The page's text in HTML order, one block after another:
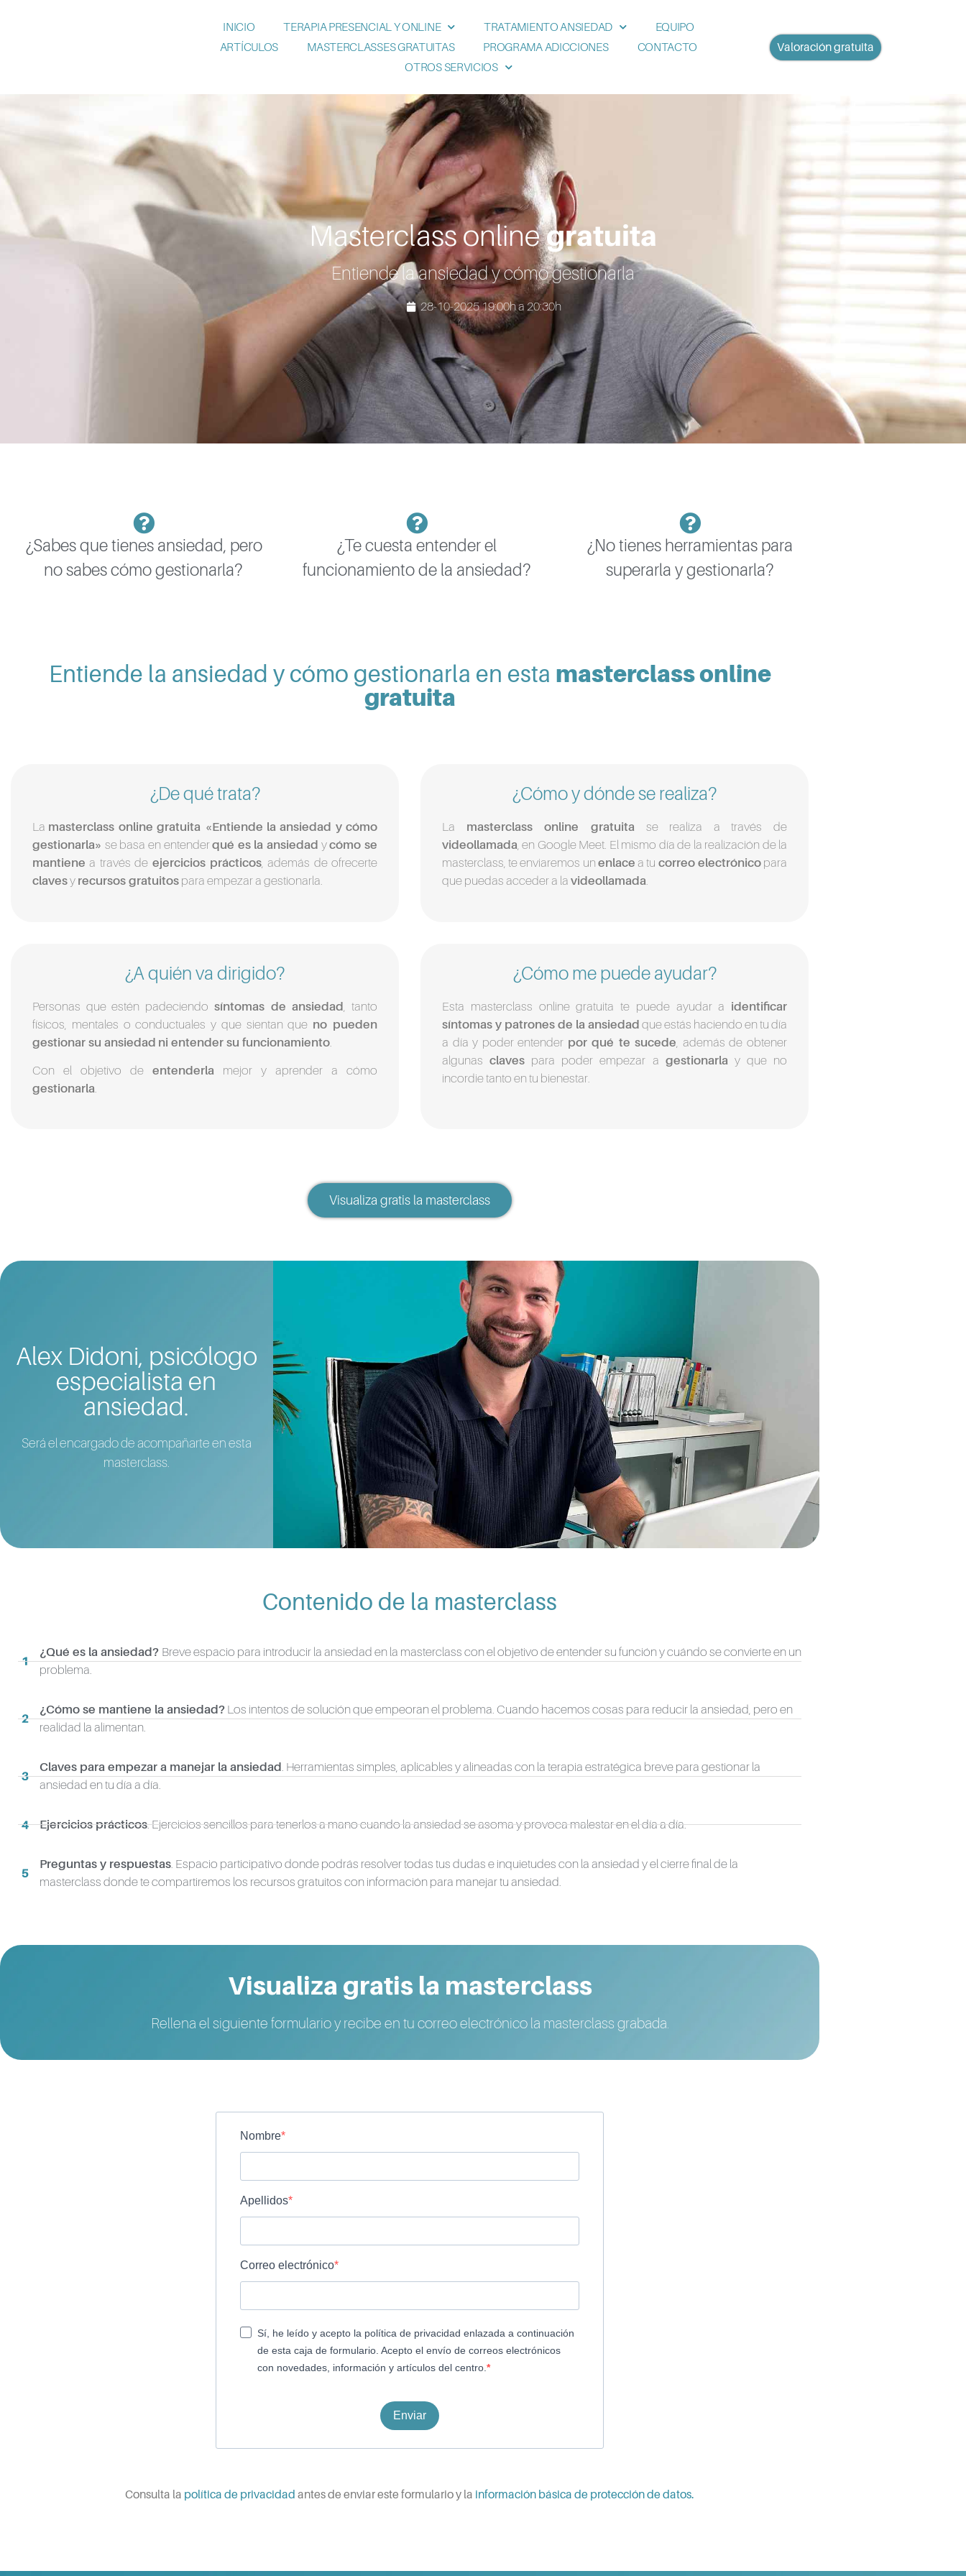
INICIO TERAPIA PRESENCIAL Y ONLINE TRATAMIENTO ANSIEDAD
EQUIPO
ARTÍCULOS
MASTERCLASSES GRATUITAS PROGRAMA ADICCIONES
CONTACTO
OTROS SERVICIOS
Valoración gratuita
Masterclass onlinegratuita
Entiende la ansiedad y cómo gestionarla
28-10-2025 19:00h a 20:30h
¿Sabes que tienes ansiedad, pero
no sabes cómo gestionarla?
¿Te cuesta entender el
funcionamiento de la ansiedad?
¿No tienes herramientas para
superarla y gestionarla?
Entiende la ansiedad y cómo gestionarla en esta masterclass online
gratuita
¿De qué trata?
La masterclass online gratuita «Entiende la ansiedad y cómo
gestionarla» se basa en entenderqué es la ansiedad ycómo se
mantiene a través de ejercicios prácticos, además de ofrecerte
clavesy recursos gratuitos para empezar a gestionarla.
¿Cómo y dónde se realiza?
La masterclass online gratuita se realiza a través de
videollamada, en Google Meet. El mismo día de la realización de la
masterclass, te enviaremos un enlace a tu correo electrónicopara
que puedas acceder a la videollamada.
¿A quién va dirigido?
Personas que estén padeciendo síntomas de ansiedad , tanto
físicos, mentales o conductuales y que sientan que no pueden
gestionar su ansiedad ni entender su funcionamiento
Con el objetivo de entenderla mejor y aprender a cómo
gestionarla.
¿Cómo me puede ayudar?
Esta masterclass online gratuita te puede ayudar a identificar
síntomas y patrones de la ansiedad que estás haciendo en tu día
a día y poder entender por qué te sucede , además de obtener
algunasclaves para poder empezar a gestionarla y que no
incordie tanto en tu bienestar.
Visualiza gratis la masterclass
Alex Didoni, psicólogo
especialista en
ansiedad.
Será el encargado de acompañarte en esta
masterclass.
Contenido de la masterclass
¿Qué es la ansiedad? Breve espacio para introducir la ansiedad en la masterclass con el objetivo de entender su función y cuándo se convierte en un
problema.
¿Cómo se mantiene la ansiedad? Los intentos de solución que empeoran el problema. Cuando hacemos cosas para reducir la ansiedad, pero en
realidad la alimentan.
Claves para empezar a manejar la ansiedad. Herramientas simples, aplicables y alineadas con la terapia estratégica breve para gestionar la
ansiedad en tu día a día.
Ejercicios prácticos. Ejercicios sencillos para tenerlos a mano cuando la ansiedad se asoma y provoca malestar en el día a día.
Preguntas y respuestas. Espacio participativo donde podrás resolver todas tus dudas e inquietudes con la ansiedad y el cierre final de la
masterclass donde te compartiremos los recursos gratuitos con información para manejar tu ansiedad.
Visualiza gratis la masterclass
Rellena el siguiente formulario y recibe en tu correo electrónico la masterclass grabada.
Nombre
Apellidos
Correo electrónico
Sí, he leído y acepto la política de privacidad enlazada a continuación
de esta caja de formulario. Acepto el envío de correos electrónicos
con novedades, información y artículos del centro.
Enviar
Consulta la política de privacidad antes de enviar este formulario y la información básica de protección de datos.